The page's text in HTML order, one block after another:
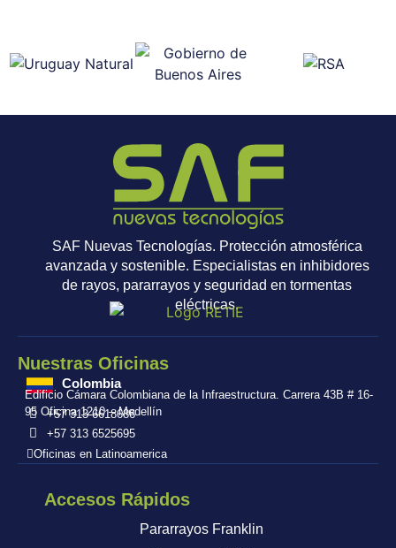
SAF Nuevas Tecnologías. Protección atmosférica
avanzada y sostenible. Especialistas en inhibidores
de rayos, pararrayos y seguridad en tormentas
eléctricas.
Nuestras Oficinas
Colombia
Edificio Cámara Colombiana de la Infraestructura. Carrera 43B # 16-
95 Oficina 1210 – Medellín
+57 313 6618686
+57 313 6525695
Oficinas en Latinoamerica
Accesos Rápidos
Pararrayos Franklin